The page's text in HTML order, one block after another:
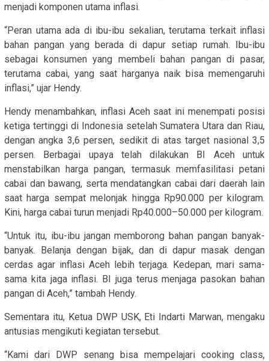
menjadi komponen utama inflasi.
“Peran utama ada di ibu-ibu sekalian, terutama terkait inflasi
bahan pangan yang berada di dapur setiap rumah. Ibu-ibu
sebagai konsumen yang membeli bahan pangan di pasar,
terutama cabai, yang saat harganya naik bisa memengaruhi
inflasi,” ujar Hendy.
Hendy menambahkan, inflasi Aceh saat ini menempati posisi
ketiga tertinggi di Indonesia setelah Sumatera Utara dan Riau,
dengan angka 3,6 persen, sedikit di atas target nasional 3,5
persen. Berbagai upaya telah dilakukan BI Aceh untuk
menstabilkan harga pangan, termasuk memfasilitasi petani
cabai dan bawang, serta mendatangkan cabai dari daerah lain
saat harga sempat melonjak hingga Rp90.000 per kilogram.
Kini, harga cabai turun menjadi Rp40.000–50.000 per kilogram.
“Untuk itu, ibu-ibu jangan memborong bahan pangan banyak-
banyak. Belanja dengan bijak, dan di dapur masak dengan
cerdas agar inflasi Aceh lebih terjaga. Kedepan, mari sama-
sama kita jaga inflasi. BI juga terus menjaga pasokan bahan
pangan di Aceh,” tambah Hendy.
Sementara itu, Ketua DWP USK, Eti Indarti Marwan, mengaku
antusias mengikuti kegiatan tersebut.
“Kami dari DWP senang bisa mempelajari cooking class,